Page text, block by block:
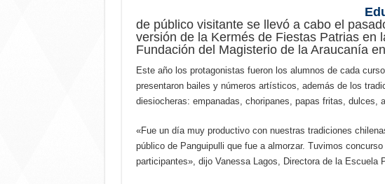
de público visitante se llevó a cabo el
versión de la Kermés de Fiestas Patrias en
Fundación del Magisterio de la Araucanía
Este año los protagonistas fueron los alumnos de cada
presentaron bailes y números artísticos, además de los
diesiocheras: empanadas, choripanes, papas fritas, dulces,
«Fue un día muy productivo con nuestras tradiciones
público de Panguipulli que fue a almorzar. Tuvimos
participantes», dijo Vanessa Lagos, Directora de la Escuela